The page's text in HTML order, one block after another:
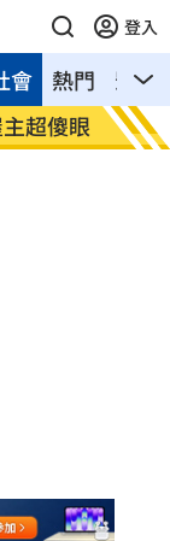
登入
熱門 影音
會
4人罹難
台中
曝